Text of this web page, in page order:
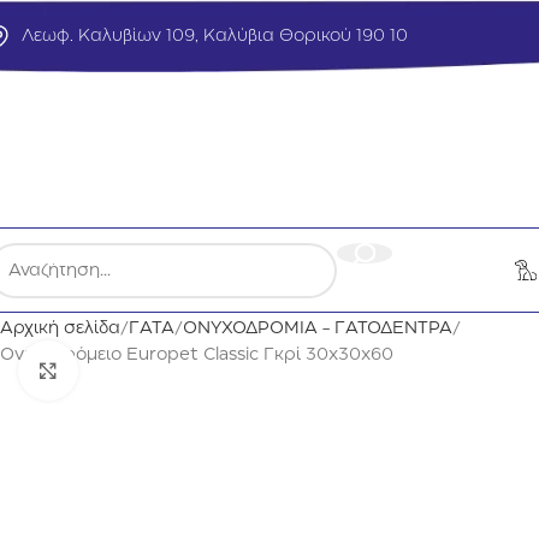
Λεωφ. Καλυβίων 109, Καλύβια Θορικού 190 10
Αρχική σελίδα ΓΑΤΑ
ΟΝΥΧΟΔΡΟΜΙΑ - ΓΑΤΟΔΕΝΤΡΑ
Ονυχοδρόμειο Europet Classic Γκρί 30x30x60